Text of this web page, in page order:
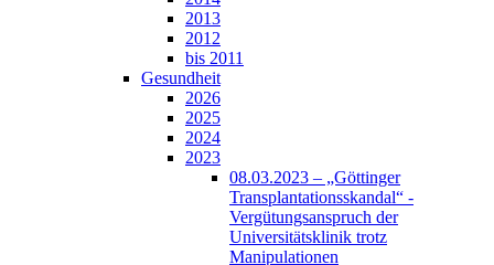
2013
2012
bis 2011
Gesundheit
2026
2025
2024
2023
08.03.2023 – „Göttinger
Transplantationsskandal“ -
Vergütungsanspruch der
Universitätsklinik trotz
Manipulationen